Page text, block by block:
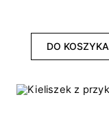
DO KOSZYKA